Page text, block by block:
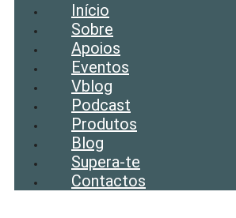
Início
Sobre
Apoios
Eventos
Vblog
Podcast
Produtos
Blog
Supera-te
Contactos